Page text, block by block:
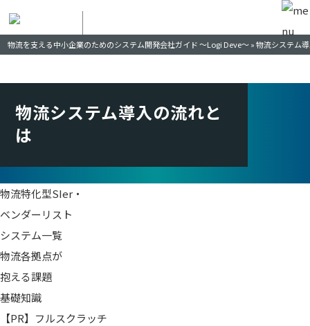
物流を支える中小企業のためのシステム開発会社ガイド ～Logi Deve～»物流システム
物流システム導入の流れと
は
物流特化型SIer・
ベンダーリスト
システム一覧
物流各拠点が
抱える課題
基礎知識
【PR】フルスクラッチ